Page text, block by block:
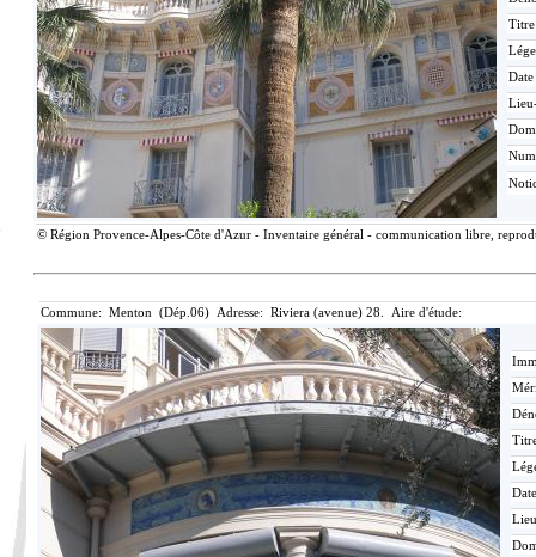
© Région Provence-Alpes-Côte d'Azur - Inventaire général - communication libre,
Commune: Menton (Dép.06) Adresse: Riviera (avenue) 28. Aire d'étude: